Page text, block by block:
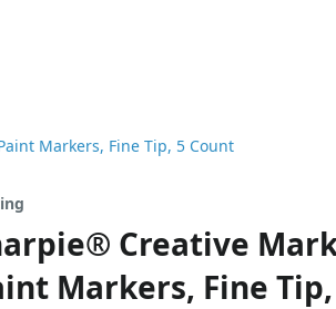
Markers, Fine Tip, 5 Count
Creative
Markers, Fine